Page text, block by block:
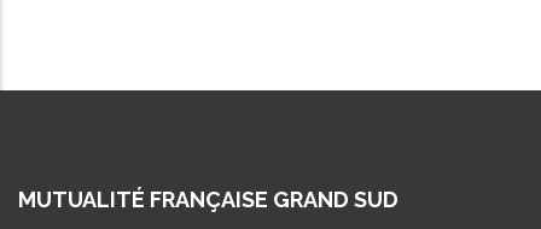
MUTUALITÉ FRANÇAISE GRAND SUD